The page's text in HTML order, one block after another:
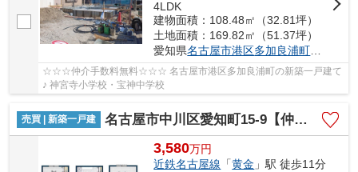
4LDK
建物面積：108.48㎡（32.81坪）
土地面積：169.82㎡（51.37坪）
愛知県名古屋市港区多加良浦町３丁目
☆☆☆仲介手数料無料☆☆☆ 名古屋市港区多加良浦町の新築一戸建て
♪ 神宮寺小学校・宝神中学校
売買 | 新築一戸建 名古屋市中川区愛知町15-9【仲介手数料無料】新築一戸建て
3,580万円
近鉄名古屋線 「黄金 」駅 徒歩11分